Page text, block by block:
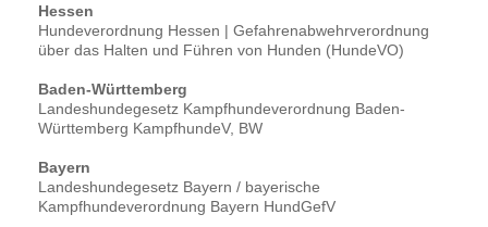
Hessen
Hundeverordnung Hessen | Gefahrenabwehrverordnung
über das Halten und Führen von Hunden (HundeVO)
Baden-Württemberg
Landeshundegesetz Kampfhundeverordnung Baden-
Württemberg KampfhundeV, BW
Bayern
Landeshundegesetz Bayern / bayerische
Kampfhundeverordnung Bayern HundGefV